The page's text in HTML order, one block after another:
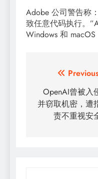
Adobe 公司警告称
致任意代码执行。
Windows 和 macOS
章
导
OpenAI曾被入
并窃取机密，遭
责不重视安